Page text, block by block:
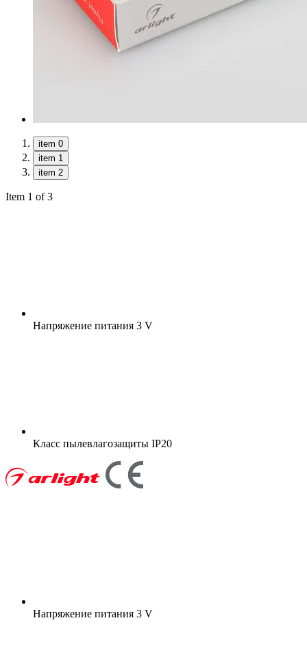
item 0
item 1
item 2
Item 1 of 3
Напряжение питания 3 V
Класс пылевлагозащиты IP20
Напряжение питания 3 V